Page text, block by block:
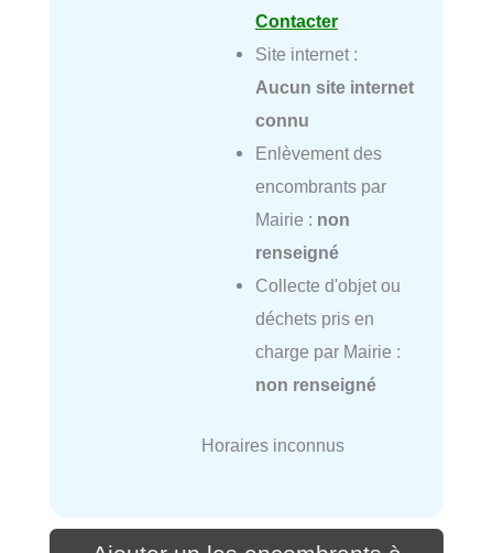
Contacter
Site internet :
Aucun site internet
connu
Enlèvement des
encombrants par
Mairie : non
renseigné
Collecte d'objet ou
déchets pris en
charge par Mairie :
non renseigné
Horaires inconnus